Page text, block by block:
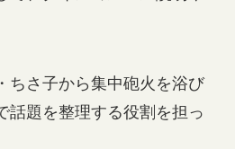
ちさ子から集中砲火を浴び
話題を整理する役割を担っ